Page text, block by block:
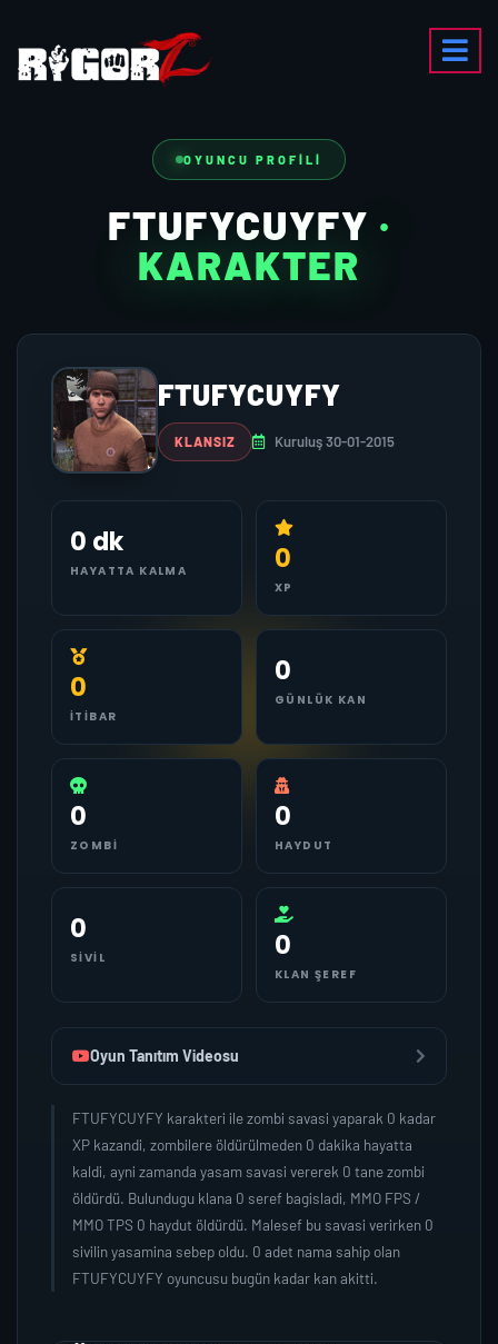
OYUNCU PROFILI
FTUFYCUYFY ·
KARAKTER
FTUFYCUYFY
KLANSIZ Kuruluş 30-01-2015
0 dk
HAYATTA KALMA 0
XP
0
İTIBAR
0
GÜNLÜK KAN
0
ZOMBI
0
HAYDUT
0
SIVIL 0
KLAN ŞEREF
Oyun Tanıtım Videosu
FTUFYCUYFY karakteri ile zombi savasi yaparak 0 kadar
XP kazandi, zombilere öldürülmeden 0 dakika hayatta
kaldi, ayni zamanda yasam savasi vererek 0 tane zombi
öldürdü. Bulundugu klana 0 seref bagisladi, MMO FPS /
MMO TPS 0 haydut öldürdü. Malesef bu savasi verirken 0
sivilin yasamina sebep oldu. 0 adet nama sahip olan
FTUFYCUYFY oyuncusu bugün kadar kan akitti.